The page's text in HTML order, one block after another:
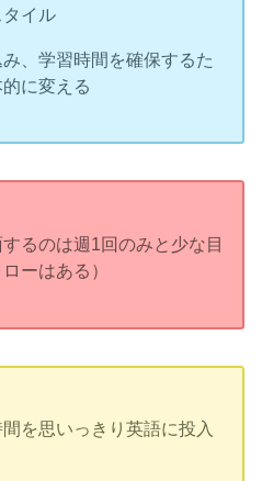
イル
、学習時間を確保するた
に変える
るのは週1回のみと少な目
ーはある）
を思いっきり英語に投入